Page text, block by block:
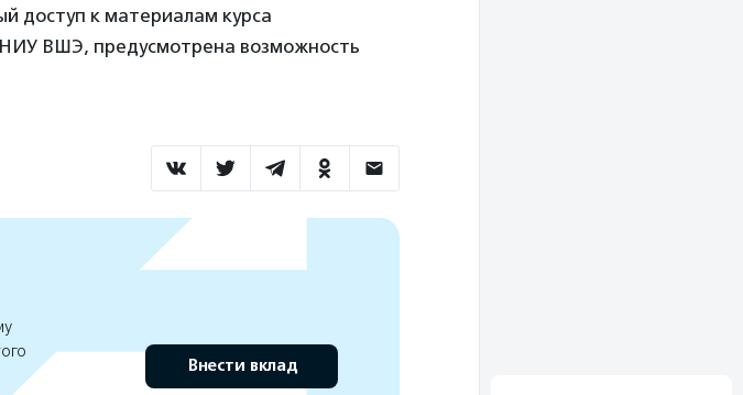
доступ к материалам курса
ВШЭ, предусмотрена возможность
Внести вклад